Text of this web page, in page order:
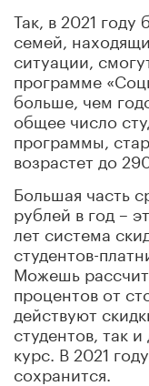
Так, в 2021 году
семей,
ситуации,
программе
больше, чем
общее число
программы,
возрастет до
Большая часть
рублей в год –
лет система
студентов-
Можешь
процентов от
действуют
студентов, так
курс. В 2021
сохранится.